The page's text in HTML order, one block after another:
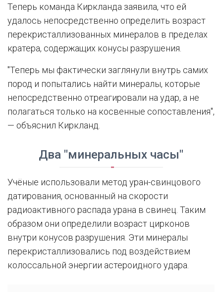
Теперь команда Киркланда заявила, что ей
удалось непосредственно определить возраст
перекристаллизованных минералов в пределах
кратера, содержащих конусы разрушения.
"Теперь мы фактически заглянули внутрь самих
пород и попытались найти минералы, которые
непосредственно отреагировали на удар, а не
полагаться только на косвенные сопоставления",
— объяснил Киркланд.
Два "минеральных часы"
Учёные использовали метод уран-свинцового
датирования, основанный на скорости
радиоактивного распада урана в свинец. Таким
образом они определили возраст цирконов
внутри конусов разрушения. Эти минералы
перекристаллизовались под воздействием
колоссальной энергии астероидного удара.